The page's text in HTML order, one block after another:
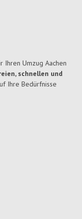
Ihren Umzug Aachen
schnellen und
Ihre Bedürfnisse